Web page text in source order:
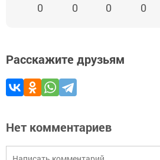
0 0 0 0
Расскажите друзьям
Нет комментариев